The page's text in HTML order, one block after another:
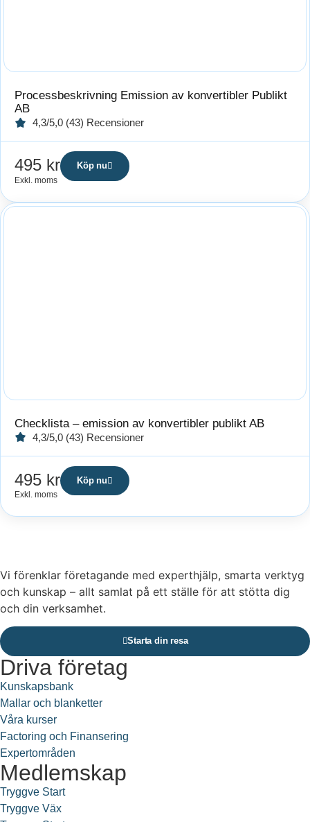
Processbeskrivning Emission av konvertibler Publikt
AB
4,3/5,0 (43) Recensioner
495 kr
Exkl. moms
Köp nu
Checklista – emission av konvertibler publikt AB
4,3/5,0 (43) Recensioner
495 kr
Exkl. moms
Köp nu
Vi förenklar företagande med experthjälp, smarta verktyg
och kunskap – allt samlat på ett ställe för att stötta dig
och din verksamhet.
Starta din resa
Driva företag
Kunskapsbank
Mallar och blanketter
Våra kurser
Factoring och Finansering
Expertområden
Medlemskap
Tryggve Start
Tryggve Väx